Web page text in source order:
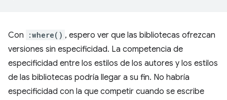
Con :where() , espero ver que las bibliotecas ofrezcan
versiones sin especificidad. La competencia de
especificidad entre los estilos de los autores y los estilos
de las bibliotecas podría llegar a su fin. No habría
especificidad con la que competir cuando se escribe